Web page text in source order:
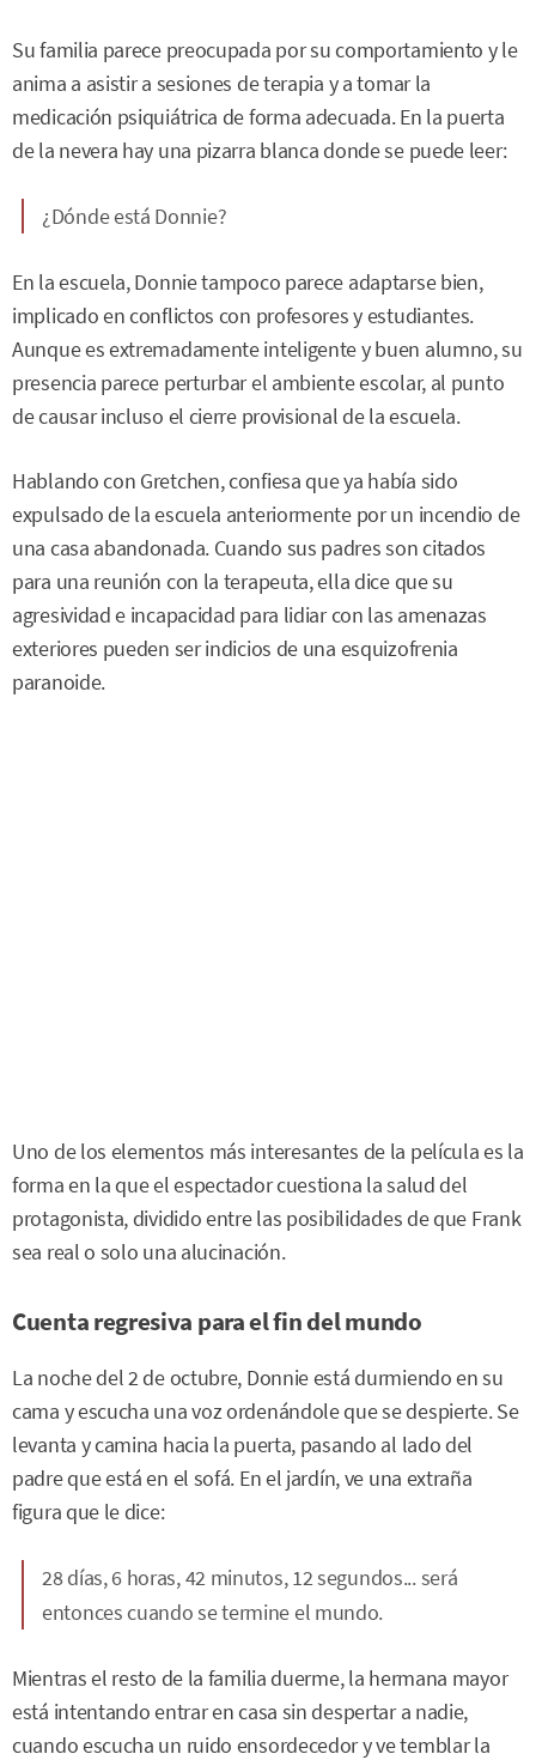
Su familia parece preocupada por su comportamiento y le
anima a asistir a sesiones de terapia y a tomar la
medicación psiquiátrica de forma adecuada. En la puerta
de la nevera hay una pizarra blanca donde se puede leer:
¿Dónde está Donnie?
En la escuela, Donnie tampoco parece adaptarse bien,
implicado en conflictos con profesores y estudiantes.
Aunque es extremadamente inteligente y buen alumno, su
presencia parece perturbar el ambiente escolar, al punto
de causar incluso el cierre provisional de la escuela.
Hablando con Gretchen, confiesa que ya había sido
expulsado de la escuela anteriormente por un incendio de
una casa abandonada. Cuando sus padres son citados
para una reunión con la terapeuta, ella dice que su
agresividad e incapacidad para lidiar con las amenazas
exteriores pueden ser indicios de una esquizofrenia
paranoide.
Uno de los elementos más interesantes de la película es la
forma en la que el espectador cuestiona la salud del
protagonista, dividido entre las posibilidades de que Frank
sea real o solo una alucinación.
Cuenta regresiva para el fin del mundo
La noche del 2 de octubre, Donnie está durmiendo en su
cama y escucha una voz ordenándole que se despierte. Se
levanta y camina hacia la puerta, pasando al lado del
padre que está en el sofá. En el jardín, ve una extraña
figura que le dice:
28 días, 6 horas, 42 minutos, 12 segundos... será
entonces cuando se termine el mundo.
Mientras el resto de la familia duerme, la hermana mayor
está intentando entrar en casa sin despertar a nadie,
cuando escucha un ruido ensordecedor y ve temblar la